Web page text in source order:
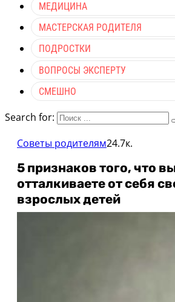
МЕДИЦИНА
МАСТЕРСКАЯ РОДИТЕЛЯ
ПОДРОСТКИ
ВОПРОСЫ ЭКСПЕРТУ
СМЕШНО
Search for:
Советы родителям24.7к.
5 признаков того, что
отталкиваете от себя
взрослых детей